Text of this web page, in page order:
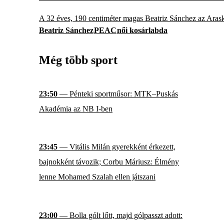
A 32 éves, 190 centiméter magas Beatriz Sánchez az
Beatriz SánchezPEACnői kosárlabda
Még több sport
23:50 — Pénteki sportműsor: MTK–Puskás
Akadémia az NB I-ben
23:45 — Vitális Milán gyerekként érkezett,
bajnokként távozik; Corbu Máriusz: Élmény
lenne Mohamed Szalah ellen játszani
23:00 — Bolla gólt lőtt, majd gólpasszt adott: